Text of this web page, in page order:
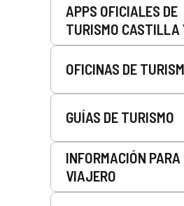
APPS OFICIALES DE
TURISMO CASTILLA
OFICINAS DE
GUÍAS DE TURISMO
INFORMACIÓN PARA
VIAJERO